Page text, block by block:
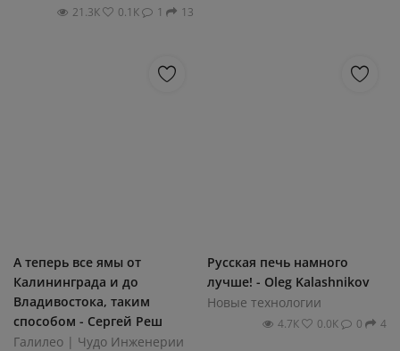
21.3К 0.1К 1 13
А теперь все ямы от
Калининграда и до
Владивостока, таким
способом - Сергей Реш
Галилео | Чудо Инженерии
Русская печь намного
лучше! - Oleg Kalashnikov
Новые технологии
4.7К 0.0К 0 4